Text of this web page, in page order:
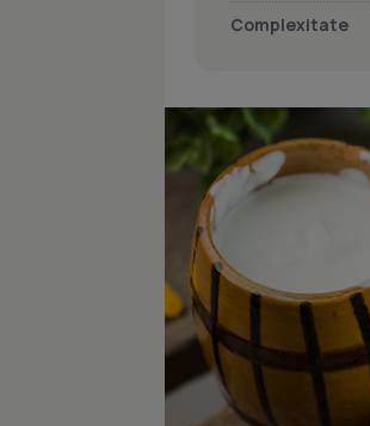
Complexitate